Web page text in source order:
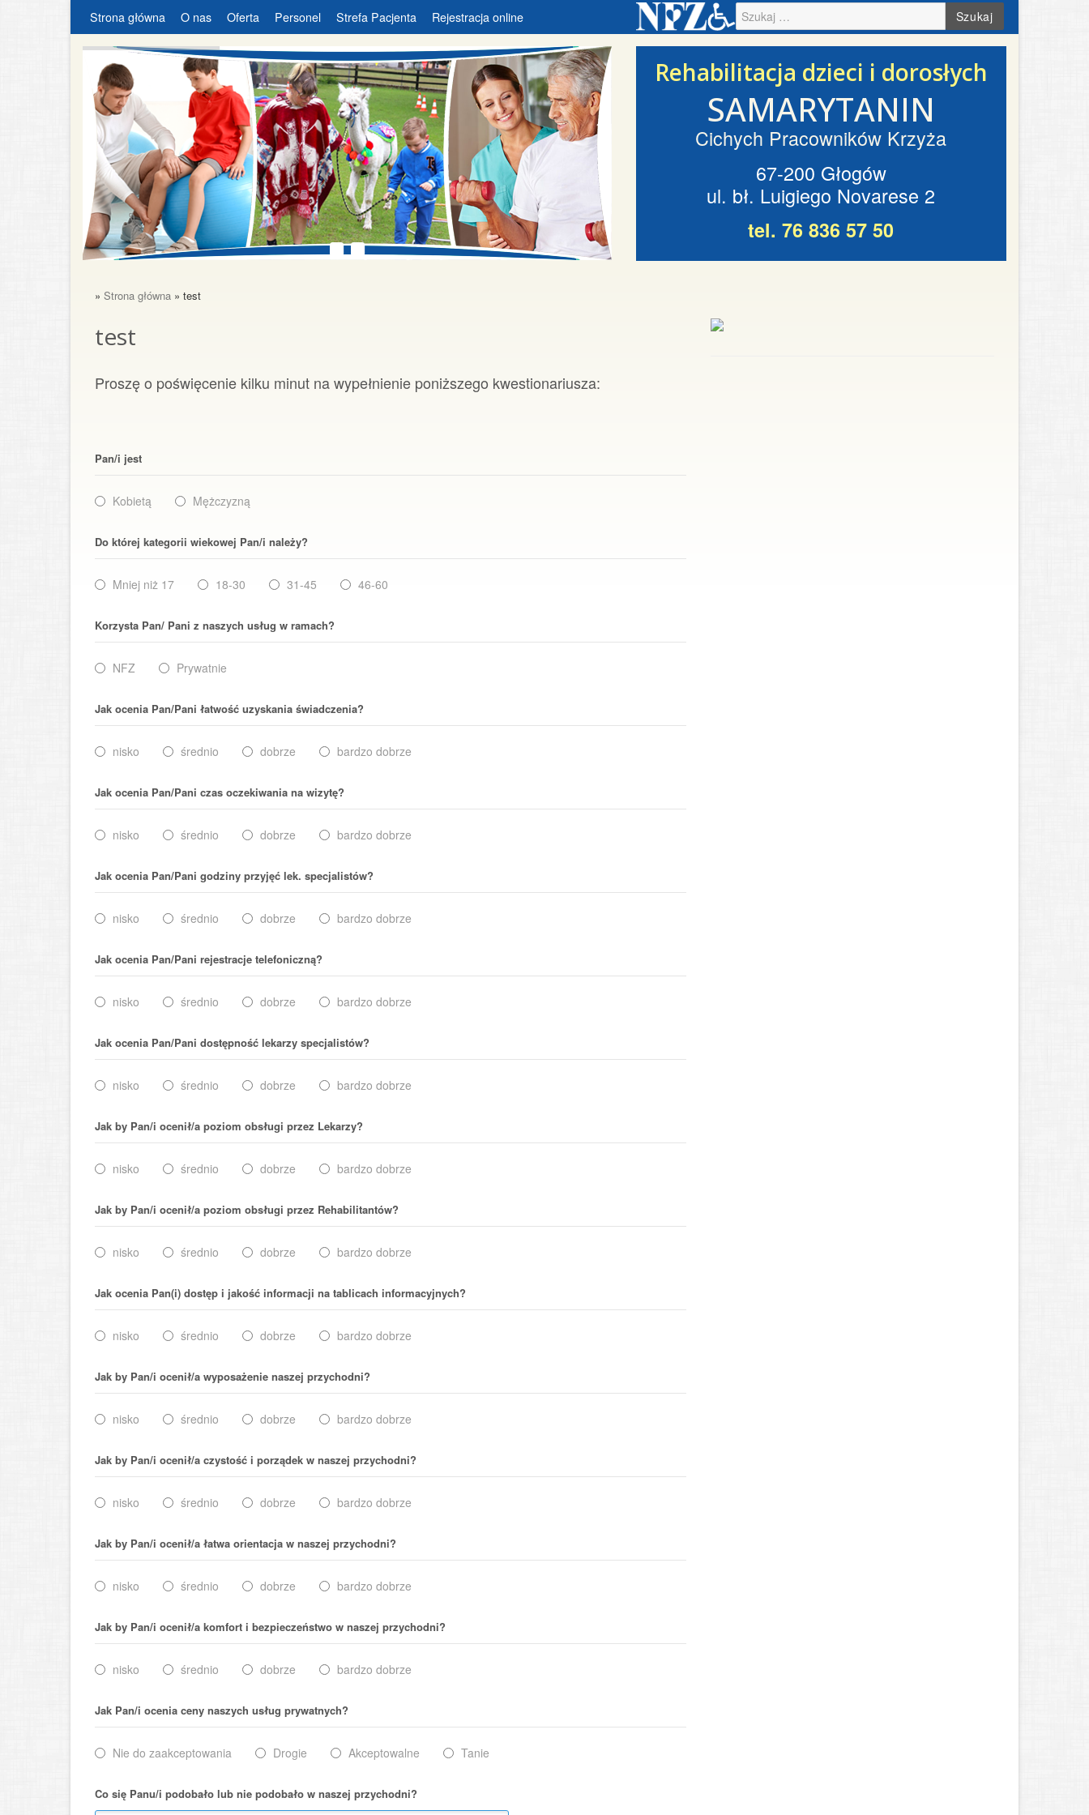
Strona główna O nas Oferta Personel Strefa Pacjenta Rejestracja online Szukaj
Rehabilitacja dzieci i dorosłych
SAMARYTANIN
Cichych Pracowników Krzyża
67-200 Głogów
ul. bł. Luigiego Novarese 2
tel. 76 836 57 50
» Strona główna » test
test
Proszę o poświęcenie kilku minut na wypełnienie poniższego kwestionariusza:
Pan/i jest
Kobietą Mężczyzną
Do której kategorii wiekowej Pan/i należy?
Mniej niż 17 18-30 31-45 46-60
Korzysta Pan/ Pani z naszych usług w ramach?
NFZ Prywatnie
Jak ocenia Pan/Pani łatwość uzyskania świadczenia?
nisko średnio dobrze bardzo dobrze
Jak ocenia Pan/Pani czas oczekiwania na wizytę?
nisko średnio dobrze bardzo dobrze
Jak ocenia Pan/Pani godziny przyjęć lek. specjalistów?
nisko średnio dobrze bardzo dobrze
Jak ocenia Pan/Pani rejestracje telefoniczną?
nisko średnio dobrze bardzo dobrze
Jak ocenia Pan/Pani dostępność lekarzy specjalistów?
nisko średnio dobrze bardzo dobrze
Jak by Pan/i ocenił/a poziom obsługi przez Lekarzy?
nisko średnio dobrze bardzo dobrze
Jak by Pan/i ocenił/a poziom obsługi przez Rehabilitantów?
nisko średnio dobrze bardzo dobrze
Jak ocenia Pan(i) dostęp i jakość informacji na tablicach informacyjnych?
nisko średnio dobrze bardzo dobrze
Jak by Pan/i ocenił/a wyposażenie naszej przychodni?
nisko średnio dobrze bardzo dobrze
Jak by Pan/i ocenił/a czystość i porządek w naszej przychodni?
nisko średnio dobrze bardzo dobrze
Jak by Pan/i ocenił/a łatwa orientacja w naszej przychodni?
nisko średnio dobrze bardzo dobrze
Jak by Pan/i ocenił/a komfort i bezpieczeństwo w naszej przychodni?
nisko średnio dobrze bardzo dobrze
Jak Pan/i ocenia ceny naszych usług prywatnych?
Nie do zaakceptowania Drogie Akceptowalne Tanie
Co się Panu/i podobało lub nie podobało w naszej przychodni?